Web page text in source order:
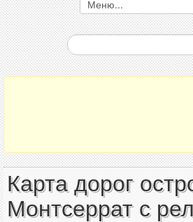
Карта дорог
Монтсеррат с